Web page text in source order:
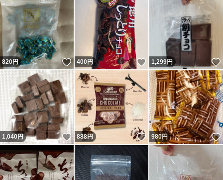
820円 いいね！
400円 いいね！
1,299円
1,040円 いいね！
888円 いいね！
980円